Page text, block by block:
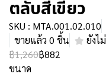
ตลับสีเขียว
SKU : MTA.001.02.010
ขายแล้ว 0 ชิ้น
ยังไ
฿1,260฿882
ขนาด